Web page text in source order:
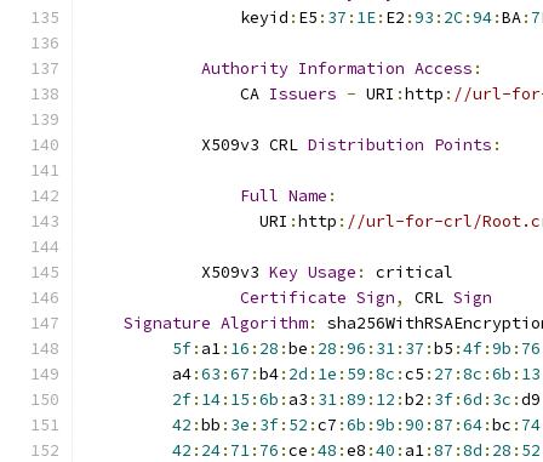
                keyid
: E5 : 37 : 1E: E2 :93 : 2C:94:BA:
Authority Information Access :
                CA
Issuers - URI :http : //url-
            X509v3 CRL
Distribution Points :
Full Name :
                  URI
:http : //url-for-crl/
            X509v3
Key Usage :
critical
Certificate Sign, CRL Sign
Signature Algorithm:
5f: a1: 16 : 28 :be : 28 :96 : 31: 37 :b5 :4f:9b : 76
         a4
:63 :67 :b4: 2d : 1e : 59 :8c :c5 : 27 :8c :6b : 13
2f: 14: 15 :6b : a3 : 31:89 : 12 :b2 : 3f:6d : 3c :d9
42 :bb : 3e : 3f: 52 :c7 :6b :9b :90 :87 :64:bc : 74
42 : 24: 71: 76 :ce :48 :e8 :40 : a1:87 :8d : 28 : 52